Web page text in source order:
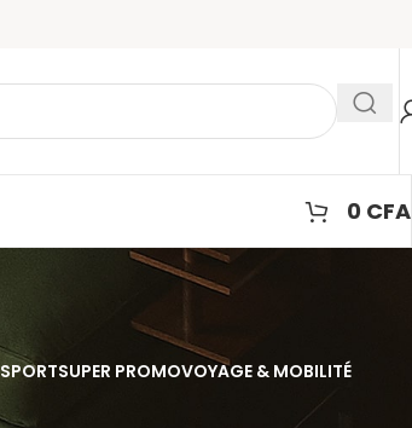
0 CFA
SPORTSUPER PROMOVOYAGE & MOBILITÉ